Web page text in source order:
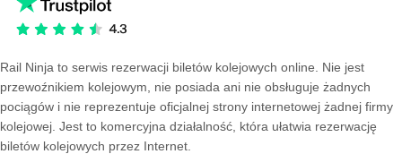
Rail Ninja to serwis rezerwacji biletów kolejowych online. Nie jest
przewoźnikiem kolejowym, nie posiada ani nie obsługuje żadnych
pociągów i nie reprezentuje oficjalnej strony internetowej żadnej firmy
kolejowej. Jest to komercyjna działalność, która ułatwia rezerwację
biletów kolejowych przez Internet.